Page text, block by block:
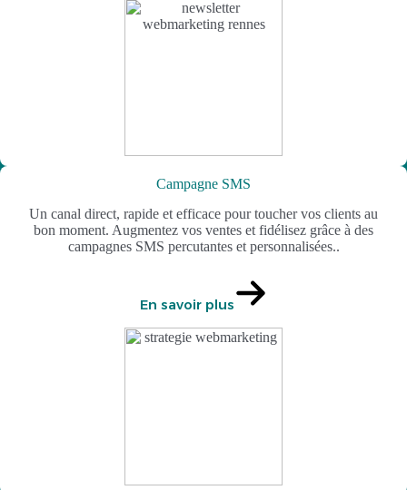
Campagne SMS
Un canal direct, rapide et efficace pour toucher vos clients au
bon moment. Augmentez vos ventes et fidélisez grâce à des
campagnes SMS percutantes et personnalisées..
En savoir plus